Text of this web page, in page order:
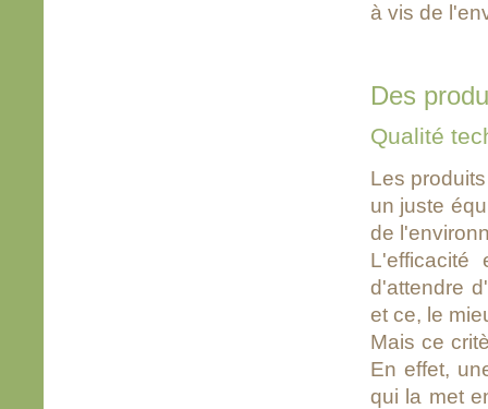
à vis de
Des
Qualité
Les
un juste
de
d'attendre
et ce, le
Mais ce
En effet,
qui la met